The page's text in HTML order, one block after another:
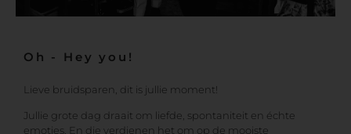
Oh - Hey you!
Lieve bruidsparen, dit is jullie moment!
Jullie grote dag draait om liefde, spontaniteit en échte
emoties. En die verdienen het om op de mooiste